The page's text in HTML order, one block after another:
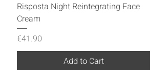
Risposta Night Reintegrating Face
Cream
Price
€41.90
Add to Cart